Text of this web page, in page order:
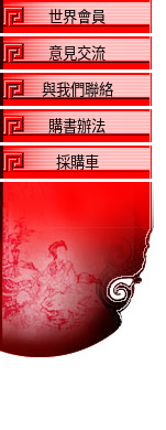
世界會員
意見交流
與我們聯絡
購書辦法
採購車